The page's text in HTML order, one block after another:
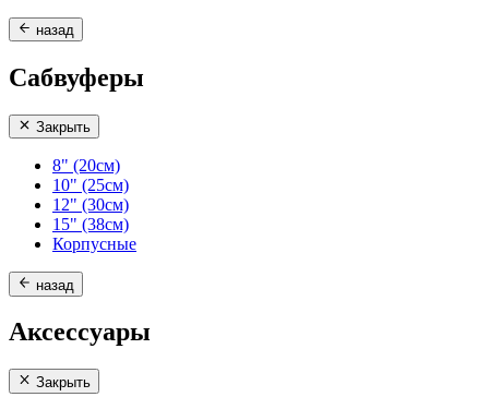
назад
Сабвуферы
Закрыть
8" (20см)
10" (25см)
12" (30см)
15" (38см)
Корпусные
назад
Аксессуары
Закрыть